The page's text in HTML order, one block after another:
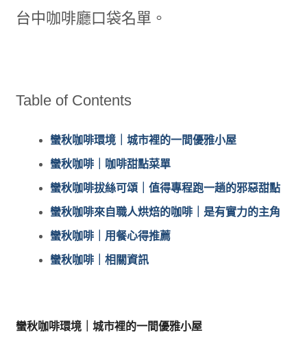
台中咖啡廳口袋名單。
Table of Contents
蠻秋咖啡環境｜城市裡的一間優雅小屋
蠻秋咖啡｜咖啡甜點菜單
蠻秋咖啡拔絲可頌｜值得專程跑一趟的邪惡甜點
蠻秋咖啡來自職人烘焙的咖啡｜是有實力的主角
蠻秋咖啡｜用餐心得推薦
蠻秋咖啡｜相關資訊
蠻秋咖啡環境｜城市裡的一間優雅小屋